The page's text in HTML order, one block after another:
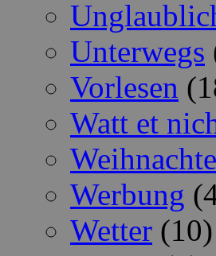
Unterwegs
Vorlesen
Watt et
Werbung
Wetter (10)